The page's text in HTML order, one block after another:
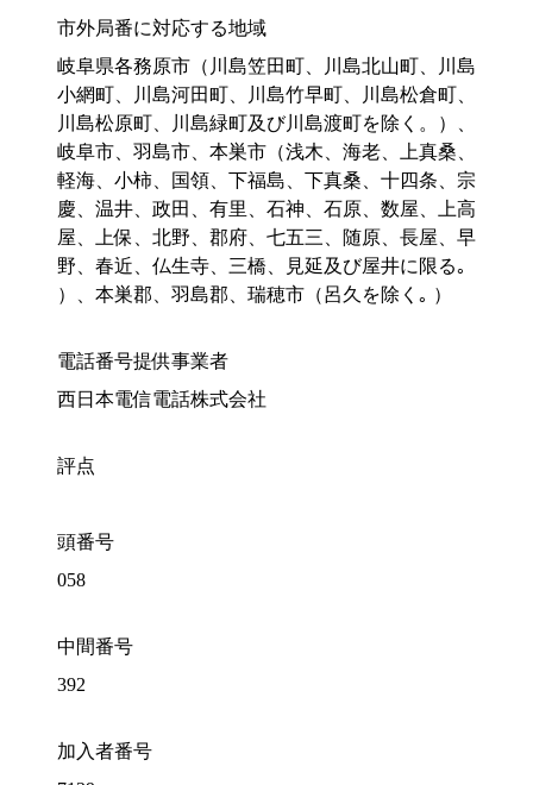
市外局番に対応する地域
岐阜県各務原市（川島笠田町、川島北山町、川島
小網町、川島河田町、川島竹早町、川島松倉町、
川島松原町、川島緑町及び川島渡町を除く。）、
岐阜市、羽島市、本巣市（浅木、海老、上真桑、
軽海、小柿、国領、下福島、下真桑、十四条、宗
慶、温井、政田、有里、石神、石原、数屋、上高
屋、上保、北野、郡府、七五三、随原、長屋、早
野、春近、仏生寺、三橋、見延及び屋井に限る｡
）、本巣郡、羽島郡、瑞穂市（呂久を除く｡ ）
電話番号提供事業者
西日本電信電話株式会社
評点
頭番号
058
中間番号
392
加入者番号